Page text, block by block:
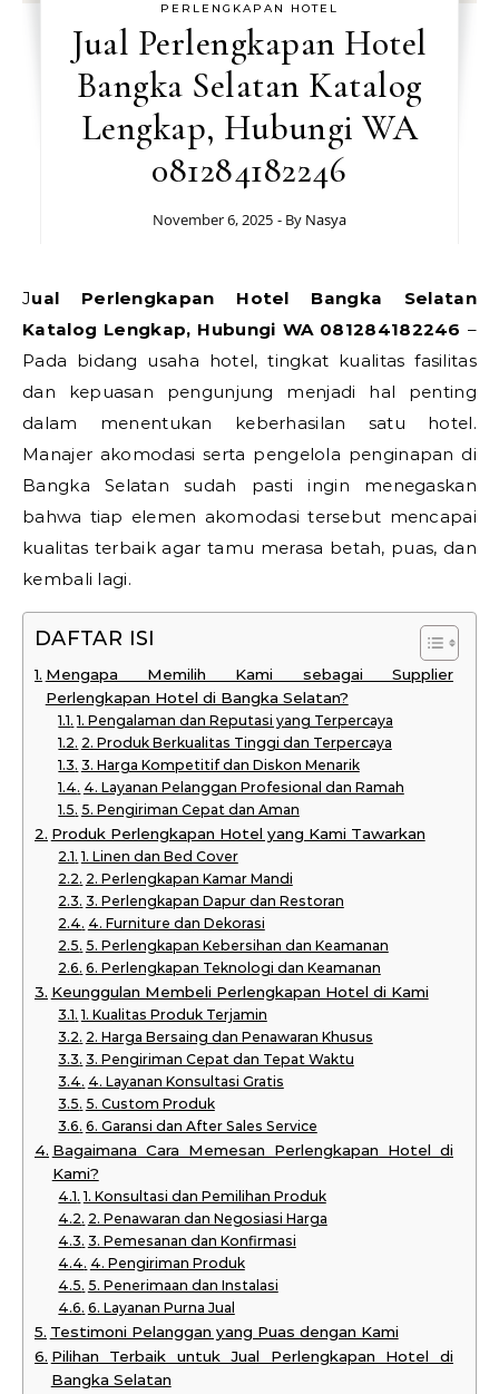
PERLENGKAPAN HOTEL
Jual Perlengkapan Hotel
Bangka Selatan Katalog
Lengkap, Hubungi WA
081284182246
November 6, 2025 - By Nasya
Jual Perlengkapan Hotel Bangka Selatan
Katalog Lengkap, Hubungi WA 081284182246 –
Pada bidang usaha hotel, tingkat kualitas fasilitas
dan kepuasan pengunjung menjadi hal penting
dalam menentukan keberhasilan satu hotel.
Manajer akomodasi serta pengelola penginapan di
Bangka Selatan sudah pasti ingin menegaskan
bahwa tiap elemen akomodasi tersebut mencapai
kualitas terbaik agar tamu merasa betah, puas, dan
kembali lagi.
DAFTAR ISI
Mengapa Memilih Kami sebagai Supplier
Perlengkapan Hotel di Bangka Selatan?
1. Pengalaman dan Reputasi yang Terpercaya
2. Produk Berkualitas Tinggi dan Terpercaya
3. Harga Kompetitif dan Diskon Menarik
4. Layanan Pelanggan Profesional dan Ramah
5. Pengiriman Cepat dan Aman
Produk Perlengkapan Hotel yang Kami Tawarkan
1. Linen dan Bed Cover
2. Perlengkapan Kamar Mandi
3. Perlengkapan Dapur dan Restoran
4. Furniture dan Dekorasi
5. Perlengkapan Kebersihan dan Keamanan
6. Perlengkapan Teknologi dan Keamanan
Keunggulan Membeli Perlengkapan Hotel di Kami
1. Kualitas Produk Terjamin
2. Harga Bersaing dan Penawaran Khusus
3. Pengiriman Cepat dan Tepat Waktu
4. Layanan Konsultasi Gratis
5. Custom Produk
6. Garansi dan After Sales Service
Bagaimana Cara Memesan Perlengkapan Hotel di
Kami?
1. Konsultasi dan Pemilihan Produk
2. Penawaran dan Negosiasi Harga
3. Pemesanan dan Konfirmasi
4. Pengiriman Produk
5. Penerimaan dan Instalasi
6. Layanan Purna Jual
Testimoni Pelanggan yang Puas dengan Kami
Pilihan Terbaik untuk Jual Perlengkapan Hotel di
Bangka Selatan